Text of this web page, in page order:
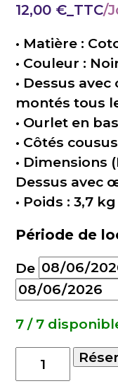
12,00 €_TTC
• Matière :
• Couleur :
• Dessus
montés tous
• Ourlet en bas
• Côtés cousus
• Dimensions
Dessus avec
• Poids : 3,7 kg
Période de
De
7 / 7
quantité
de